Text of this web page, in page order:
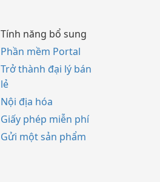
Tính năng bổ sung
Phần mềm Portal
Trở thành đại lý bán
lẻ
Nội địa hóa
Giấy phép miễn phí
Gửi một sản phẩm